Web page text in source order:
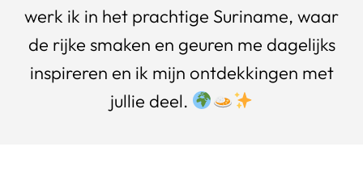
werk ik in het prachtige Suriname, waar
de rijke smaken en geuren me dagelijks
inspireren en ik mijn ontdekkingen met
jullie deel.